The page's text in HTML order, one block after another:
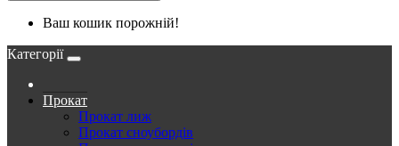
Ваш кошик порожній!
Категорії
Прокат
Прокат лиж
Прокат сноубордів